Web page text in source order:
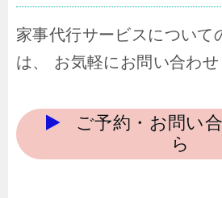
家事代行サービスについて
は、 お気軽にお問い合わせ
ご予約・お問い
ら